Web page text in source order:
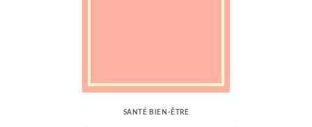
SANTÉ BIEN-ÊTRE